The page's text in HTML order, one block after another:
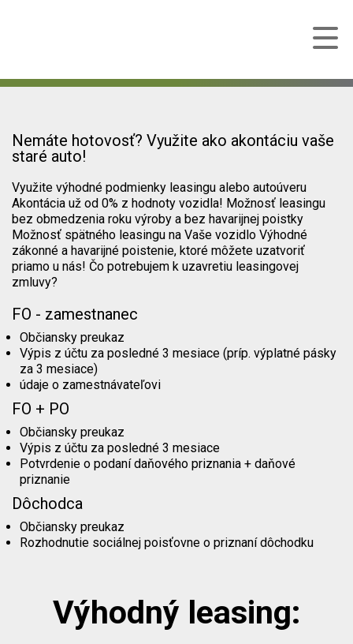
Nemáte hotovosť? Využite ako akontáciu vaše
staré auto!
Využite výhodné podmienky leasingu alebo autoúveru
Akontácia už od 0% z hodnoty vozidla! Možnosť leasingu
bez obmedzenia roku výroby a bez havarijnej poistky
Možnosť spätného leasingu na Vaše vozidlo Výhodné
zákonné a havarijné poistenie, ktoré môžete uzatvoriť
priamo u nás! Čo potrebujem k uzavretiu leasingovej
zmluvy?
FO - zamestnanec
Občiansky preukaz
Výpis z účtu za posledné 3 mesiace (príp. výplatné pásky
za 3 mesiace)
údaje o zamestnávateľovi
FO + PO
Občiansky preukaz
Výpis z účtu za posledné 3 mesiace
Potvrdenie o podaní daňového priznania + daňové
priznanie
Dôchodca
Občiansky preukaz
Rozhodnutie sociálnej poisťovne o priznaní dôchodku
Výhodný leasing: